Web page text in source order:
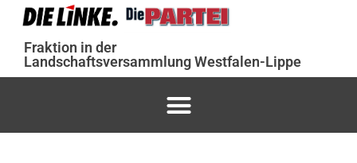
Fraktion in der
Landschaftsversammlung Westfalen-Lippe